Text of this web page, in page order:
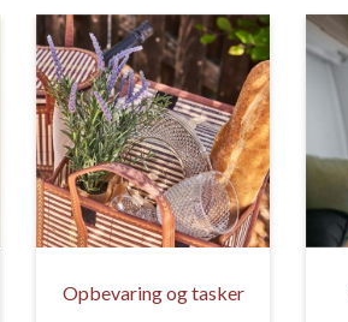
Opbevaring og tasker